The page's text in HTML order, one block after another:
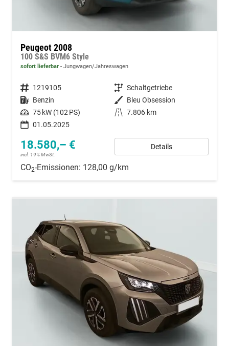
Peugeot 2008
100 S&S BVM6 Style
sofort lieferbar Jungwagen/Jahreswagen
Fahrzeugnummer 1219105 Getriebe Schaltgetriebe
Kraftstoff Benzin Außenfarbe Bleu Obsession
Leistung 75 kW (102 PS) Kilometerstand 7.806 km
01.05.2025
18.580,– €
incl. 19% MwSt.
Details
CO2-Emissionen: 128,00 g/km